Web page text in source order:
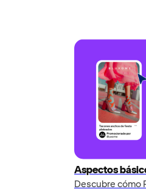
Aspectos
Descubre cómo